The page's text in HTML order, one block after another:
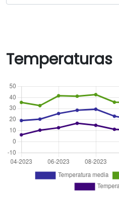
Temperaturas